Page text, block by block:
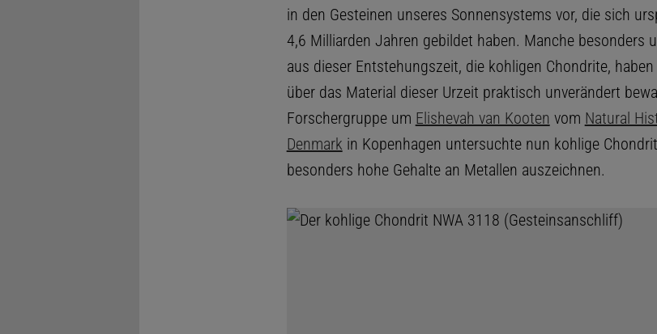
in den Gesteinen unseres Sonnensystems vor, die sich
4,6 Milliarden Jahren gebildet haben. Manche besonders
aus dieser Entstehungszeit, die kohligen Chondrite,
über das Material dieser Urzeit praktisch unverändert
Forschergruppe um Elishevah van Kooten vom Natural
Denmark in Kopenhagen untersuchte nun kohlige
besonders hohe Gehalte an Metallen auszeichnen.